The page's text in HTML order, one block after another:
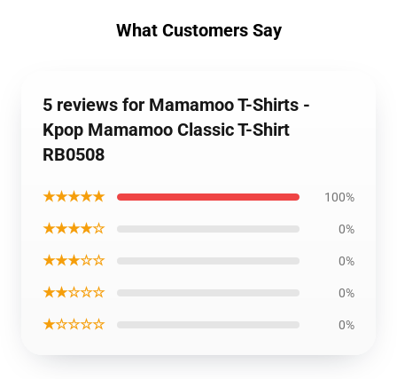
What Customers Say
5 reviews for Mamamoo T-Shirts -
Kpop Mamamoo Classic T-Shirt
RB0508
★★★★★ 100%
★★★★☆ 0%
★★★☆☆ 0%
★★☆☆☆ 0%
★☆☆☆☆ 0%